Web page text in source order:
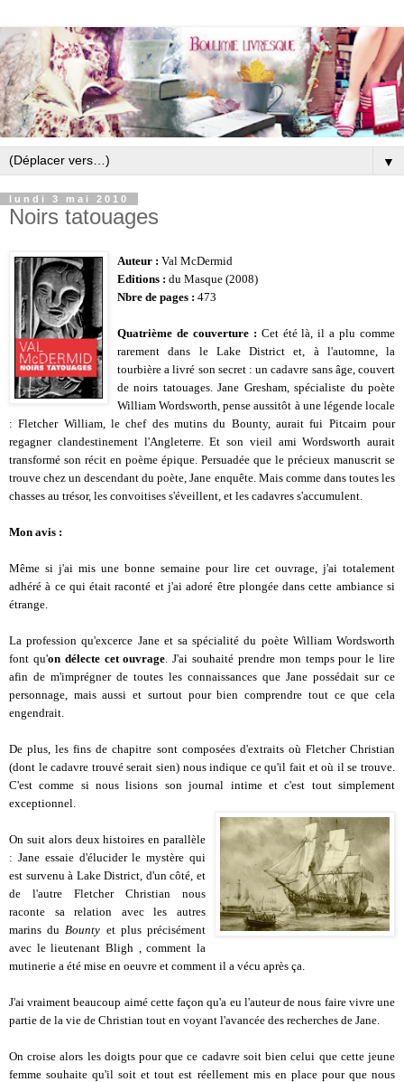
▼
lundi 3 mai 2010
Noirs tatouages
Auteur : Val McDermid
Editions : du Masque (2008)
Nbre de pages : 473
Quatrième de couverture : Cet été là, il a plu comme
rarement dans le Lake District et, à l'automne, la
tourbière a livré son secret : un cadavre sans âge, couvert
de noirs tatouages. Jane Gresham, spécialiste du poète
William Wordsworth, pense aussitôt à une légende locale
: Fletcher William, le chef des mutins du Bounty, aurait fui Pitcairn pour
regagner clandestinement l'Angleterre. Et son vieil ami Wordsworth aurait
transformé son récit en poème épique. Persuadée que le précieux manuscrit se
trouve chez un descendant du poète, Jane enquête. Mais comme dans toutes les
chasses au trésor, les convoitises s'éveillent, et les cadavres s'accumulent.
Mon avis :
Même si j'ai mis une bonne semaine pour lire cet ouvrage, j'ai totalement
adhéré à ce qui était raconté et j'ai adoré être plongée dans cette ambiance si
étrange.
La profession qu'excerce Jane et sa spécialité du poète William Wordsworth
font qu'on délecte cet ouvrage . J'ai souhaité prendre mon temps pour le lire
afin de m'imprégner de toutes les connaissances que Jane possédait sur ce
personnage, mais aussi et surtout pour bien comprendre tout ce que cela
engendrait.
De plus, les fins de chapitre sont composées d'extraits où Fletcher Christian
(dont le cadavre trouvé serait sien) nous indique ce qu'il fait et où il se trouve.
C'est comme si nous lisions son journal intime et c'est tout simplement
exceptionnel.
On suit alors deux histoires en parallèle
: Jane essaie d'élucider le mystère qui
est survenu à Lake District, d'un côté, et
de l'autre Fletcher Christian nous
raconte sa relation avec les autres
marins du Bounty et plus précisément
avec le lieutenant Bligh , comment la
mutinerie a été mise en oeuvre et comment il a vécu après ça.
J'ai vraiment beaucoup aimé cette façon qu'a eu l'auteur de nous faire vivre une
partie de la vie de Christian tout en voyant l'avancée des recherches de Jane.
On croise alors les doigts pour que ce cadavre soit bien celui que cette jeune
femme souhaite qu'il soit et tout est réellement mis en place pour que nous